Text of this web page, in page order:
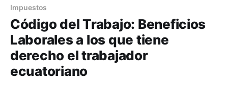
Impuestos
Código del Trabajo: Beneficios
Laborales a los que tiene
derecho el trabajador
ecuatoriano